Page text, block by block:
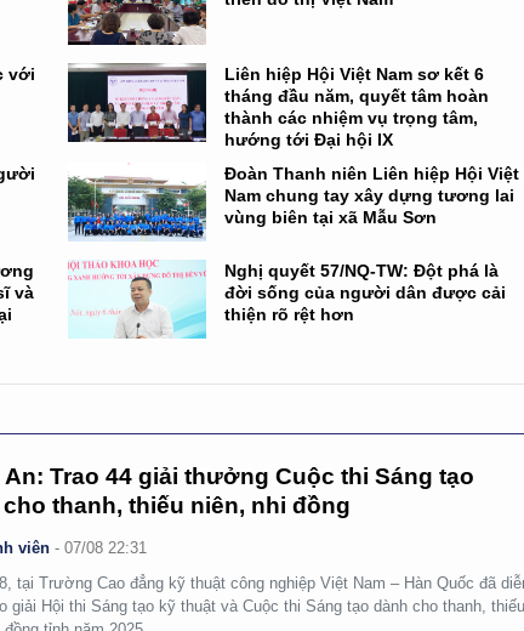
với
Liên hiệp Hội Việt Nam sơ kết 6
tháng đầu năm, quyết tâm hoàn
thành các nhiệm vụ trọng tâm,
hướng tới Đại hội IX
Đoàn Thanh niên Liên hiệp Hội Việt
Nam chung tay xây dựng tương lai
vùng biên tại xã Mẫu Sơn
và
Nghị quyết 57/NQ-TW: Đột phá là
đời sống của người dân được cải
thiện rõ rệt hơn
An: Trao 44 giải thưởng Cuộc thi Sáng tạo
thanh, thiếu niên, nhi đồng
viên -07/08 22:31
tại Trường Cao đẳng kỹ thuật công nghiệp Việt Nam – Hàn Quốc đã
giải Hội thi Sáng tạo kỹ thuật và Cuộc thi Sáng tạo dành cho thanh,